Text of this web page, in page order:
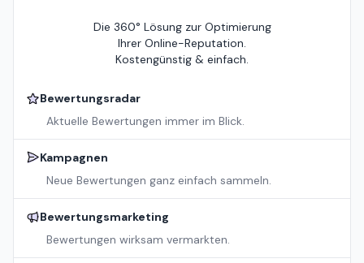
Die 360° Lösung zur Optimierung
Ihrer Online-Reputation.
Kostengünstig & einfach.
Bewertungsradar
Aktuelle Bewertungen immer im Blick.
Kampagnen
Neue Bewertungen ganz einfach sammeln.
Bewertungsmarketing
Bewertungen wirksam vermarkten.